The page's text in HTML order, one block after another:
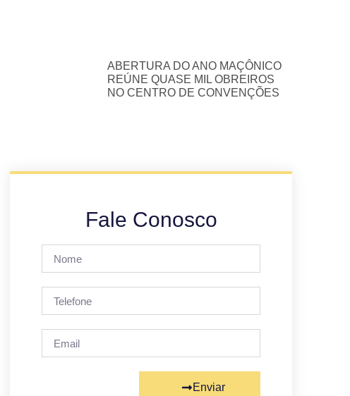
ABERTURA DO ANO MAÇÔNICO
REÚNE QUASE MIL OBREIROS
NO CENTRO DE CONVENÇÕES
Fale Conosco
Enviar